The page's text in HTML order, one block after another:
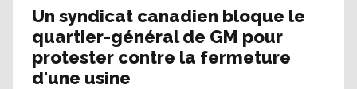
Un syndicat canadien bloque le
quartier-général de GM pour
protester contre la fermeture
d'une usine